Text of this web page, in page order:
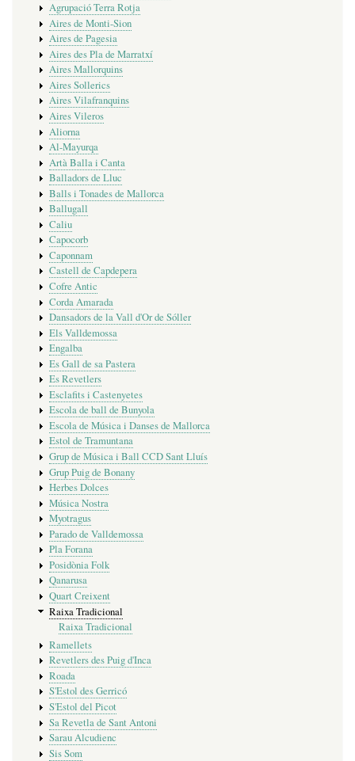
Agrupació Terra Rotja
Aires de Monti-Sion
Aires de Pagesia
Aires des Pla de Marratxí
Aires Mallorquins
Aires Sollerics
Aires Vilafranquins
Aires Vileros
Aliorna
Al-Mayurqa
Artà Balla i Canta
Balladors de Lluc
Balls i Tonades de Mallorca
Ballugall
Caliu
Capocorb
Caponnam
Castell de Capdepera
Cofre Antic
Corda Amarada
Dansadors de la Vall d'Or de Sóller
Els Valldemossa
Engalba
Es Gall de sa Pastera
Es Revetlers
Esclafits i Castenyetes
Escola de ball de Bunyola
Escola de Música i Danses de Mallorca
Estol de Tramuntana
Grup de Música i Ball CCD Sant Lluís
Grup Puig de Bonany
Herbes Dolces
Música Nostra
Myotragus
Parado de Valldemossa
Pla Forana
Posidònia Folk
Qanarusa
Quart Creixent
Raixa Tradicional
Raixa Tradicional
Ramellets
Revetlers des Puig d'Inca
Roada
S'Estol des Gerricó
S'Estol del Picot
Sa Revetla de Sant Antoni
Sarau Alcudienc
Sis Som